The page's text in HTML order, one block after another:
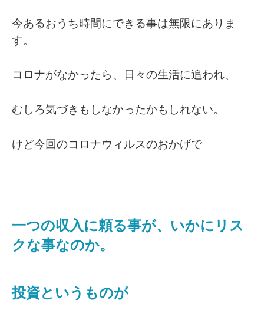
今あるおうち時間にできる事は無限にありま
す。
コロナがなかったら、日々の生活に追われ、
むしろ気づきもしなかったかもしれない。
けど今回のコロナウィルスのおかげで
一つの収入に頼る事が、いかにリス
クな事なのか。
投資というものが